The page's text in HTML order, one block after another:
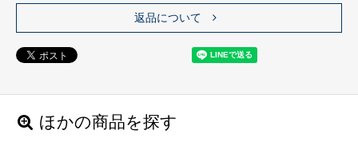
返品について
ほかの商品を探す